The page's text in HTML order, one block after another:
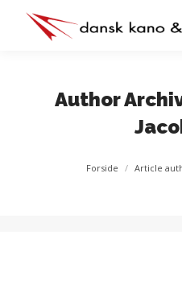
Author
You are here:
Forside Article